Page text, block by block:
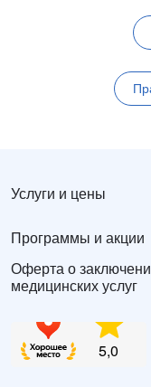
Услуги и цены
Программы и акции
Оферта о
медицинских услуг